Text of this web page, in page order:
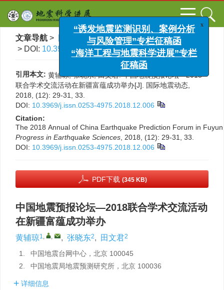
文章导航 > 国际地震动态>2018>(12): 29-31, 33.
> DOI: 10.3969/j.issn.0253-4975.2018.12.006
引用本文: 黄辅琼, 张晓东, 田文君. 中国地震预报论坛—2018
联合学术交流活动在新疆富蕴成功举办[J]. 国际地震动态,
2018, (12): 29-31, 33.
DOI: 10.3969/j.issn.0253-4975.2018.12.006
Citation:
The 2018 Annual of China Earthquake Prediction Forum in
Progress in Earthquake Sciences , 2018, (12): 29-31, 33.
DOI: 10.3969/j.issn.0253-4975.2018.12.006
PDF下载 (345 KB)
中国地震预报论坛—2018联合学术交流活动
在新疆富蕴成功举办
黄辅琼1, , , 张晓东2, 田文君2
1.
中国地震台网中心，北京 100045
2.
中国地震局地震预测研究所，北京 100036
详细信息
“诱发地震监测识别、案例分析
与风险管理”专栏征稿函
“海洋工程与地震科学进展”专栏
征稿函